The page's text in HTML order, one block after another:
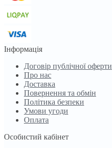
Інформація
Договір публічної оферти
Про нас
Доставка
Повернення та обмін
Політика безпеки
Умови угоди
Оплата
Особистий кабінет